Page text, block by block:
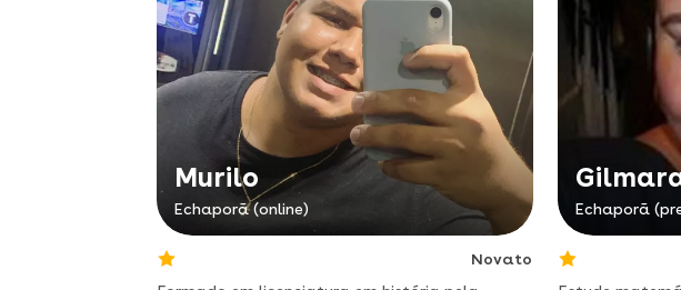
Murilo
Echaporã (online)
Novato
Echaporã